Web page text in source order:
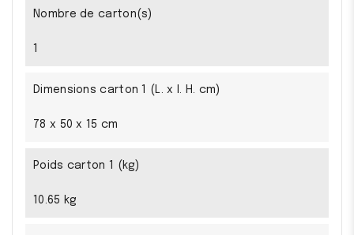
Nombre de carton(s)
Dimensions carton 1 (L. x l. H. cm)
78 x 50 x 15 cm
Poids carton 1 (kg)
10.65 kg